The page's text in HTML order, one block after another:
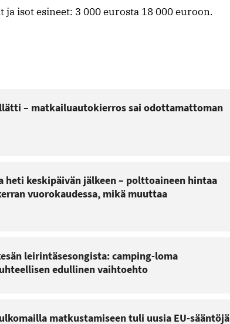
isot esineet: 3 000 eurosta 18 000 euroon.
– matkailuautokierros sai odottamattoman
heti keskipäivän jälkeen – polttoaineen hintaa
vuorokaudessa, mikä muuttaa
leirintäsesongista: camping-loma
edullinen vaihtoehto
matkustamiseen tuli uusia EU-sääntöjä